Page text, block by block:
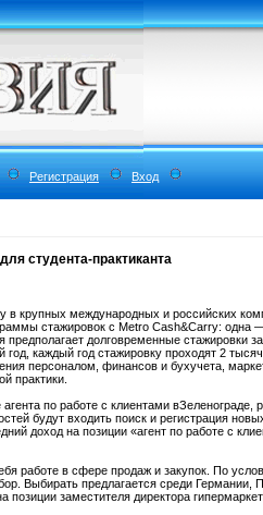
Регистрация Вход
студента-практиканта
в крупных международных и российских
стажировок с Metro Cash&Carry: одна
предполагает долговременные стажировки
каждый год стажировку проходят 2
персоналом, финансов и бухучета,
практики.
по работе с клиентами вЗеленограде,
будут входить поиск и регистрация
доход на позиции «агент по работе с
работе в сфере продаж и закупок. По
Выбирать предлагается среди
заместителя директора